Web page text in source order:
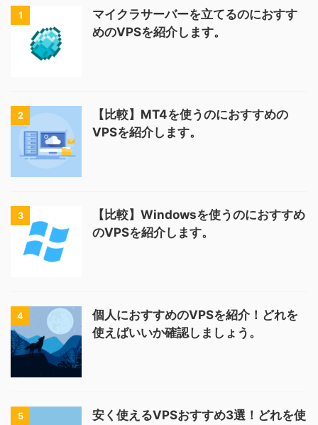
1
マイクラサーバーを立てるのにおすす
めのVPSを紹介します。
2
【比較】MT4を使うのにおすすめの
VPSを紹介します。
3
【比較】Windowsを使うのにおすすめ
のVPSを紹介します。
4
個人におすすめのVPSを紹介！どれを
使えばいいか確認しましょう。
5
安く使えるVPSおすすめ3選！どれを使